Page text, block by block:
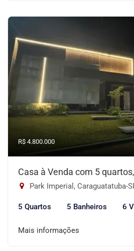
R$ 4.800.000
Casa à Venda com 5
Park Imperial, Caraguatatuba-
5 Quartos 5 Banheiros 6
Mais informações